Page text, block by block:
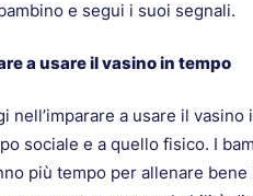
e segui i suoi segnali.
a usare il vasino in tempo
nell’imparare a usare il vasino
sociale e a quello fisico. I
più tempo per allenare